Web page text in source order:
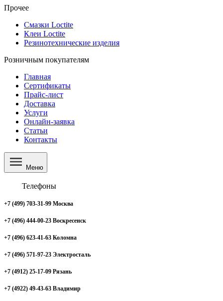
Прочее
Смазки Loctite
Клеи Loctite
Резинотехнические изделия
Розничным покупателям
Главная
Сертификаты
Прайс-лист
Доставка
Услуги
Онлайн-заявка
Статьи
Контакты
Меню
Телефоны
+7 (499) 703-31-99 Москва
+7 (496) 444-00-23 Воскресенск
+7 (496) 623-41-63 Коломна
+7 (496) 571-97-23 Электросталь
+7 (4912) 25-17-09 Рязань
+7 (4922) 49-43-63 Владимир